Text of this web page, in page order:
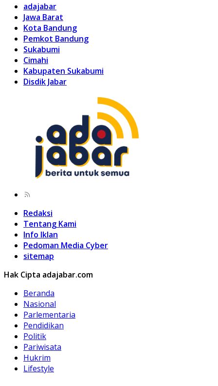
adajabar
Jawa Barat
Kota Bandung
Pemkot Bandung
Sukabumi
Cimahi
Kabupaten Sukabumi
Disdik Jabar
Redaksi
Tentang Kami
Info Iklan
Pedoman Media Cyber
sitemap
Hak Cipta adajabar.com
Beranda
Nasional
Parlementaria
Pendidikan
Politik
Pariwisata
Hukrim
Lifestyle